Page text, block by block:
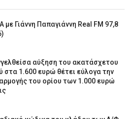
Γιάννη Παπαγιάννη Real FM 97,8
αύξηση του ακατάσχετου
στα 1.600 ευρώ θέτει εύλογα την
του ορίου των 1.000 ευρώ